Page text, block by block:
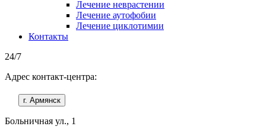
Лечение неврастении
Лечение аутофобии
Лечение циклотимии
Контакты
24/7
Адрес контакт-центра:
г. Армянск
Больничная ул., 1